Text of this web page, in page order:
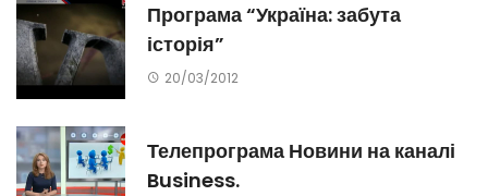
Програма “Україна: забута
історія”
20/03/2012
Телепрограма Новини на каналі
Business.